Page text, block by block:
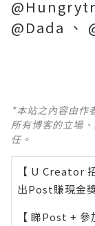
@Dada 、
*本站之內容由作
所有博客的立場
任。
【 U Creator
出Post賺現金
【 睇Post + 參